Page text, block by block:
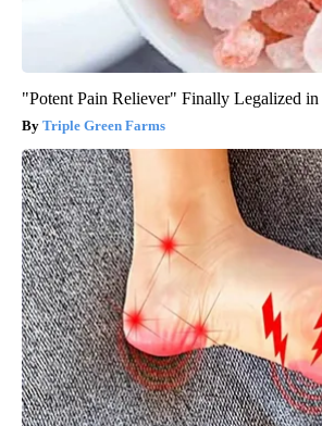
"Potent Pain Reliever" Finally Legalized
Triple Green Farms